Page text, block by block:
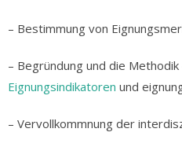
– Bestimmung von
– Begründung und die
Eignungsindikatoren und
– Vervollkommnung der